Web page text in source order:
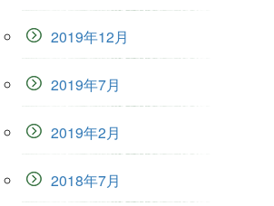
2019年12月
2019年7月
2019年2月
2018年7月